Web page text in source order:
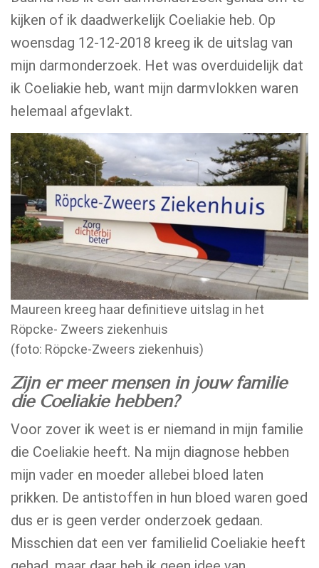
kijken of ik daadwerkelijk Coeliakie heb. Op
woensdag 12-12-2018 kreeg ik de uitslag van
mijn darmonderzoek. Het was overduidelijk dat
ik Coeliakie heb, want mijn darmvlokken waren
helemaal afgevlakt.
Maureen kreeg haar definitieve uitslag in het
Röpcke- Zweers ziekenhuis
(foto: Röpcke-Zweers ziekenhuis)
Zijn er meer mensen in jouw familie
die Coeliakie hebben?
Voor zover ik weet is er niemand in mijn familie
die Coeliakie heeft. Na mijn diagnose hebben
mijn vader en moeder allebei bloed laten
prikken. De antistoffen in hun bloed waren goed
dus er is geen verder onderzoek gedaan.
Misschien dat een ver familielid Coeliakie heeft